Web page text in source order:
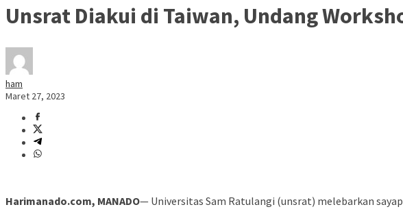
Unsrat Diakui di Taiwan, Undang
ham
Maret 27, 2023
Harimanado.com, MANADO— Universitas Sam Ratulangi (unsrat) melebarkan